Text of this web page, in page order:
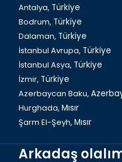
Antalya, Türkiye
Bodrum, Türkiye
Dalaman, Türkiye
İstanbul Avrupa, Türkiye
İstanbul Asya, Türkiye
İzmir, Türkiye
Azerbaycan Baku,
Hurghada, Mısır
Şarm El-Şeyh, Mısır
Arkadaş